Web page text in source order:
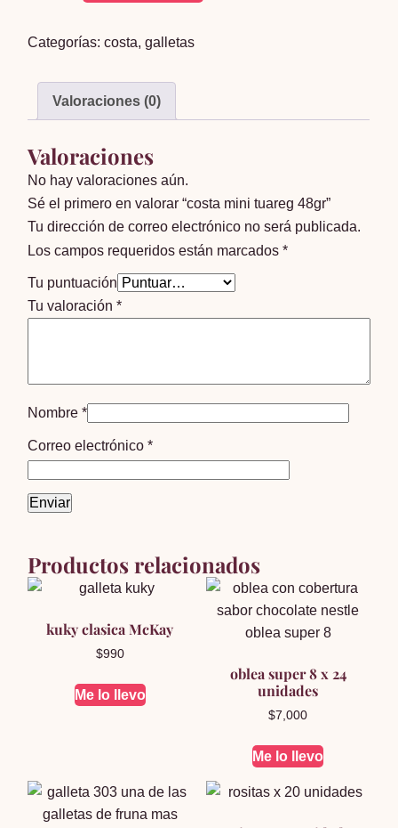
48gr
Categorías:costa,galletas
Valoraciones (0)
Valoraciones
No hay valoraciones aún.
Sé el primero en valorar “costa mini tuareg 48gr”
Tu dirección de correo electrónico no será publicada.
Los campos requeridos están marcados*
Tu puntuación
Tu valoración*
Nombre*
Correo electrónico*
Productos relacionados
kuky clasica McKay
$990
Me lo llevo
oblea super 8 x 24
unidades
$7,000
Me lo llevo